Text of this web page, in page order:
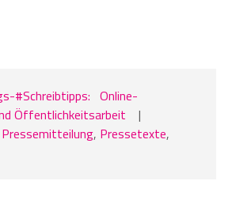
#Schreibtipps: Online-
Öffentlichkeitsarbeit
|
Pressemitteilung, Pressetexte,